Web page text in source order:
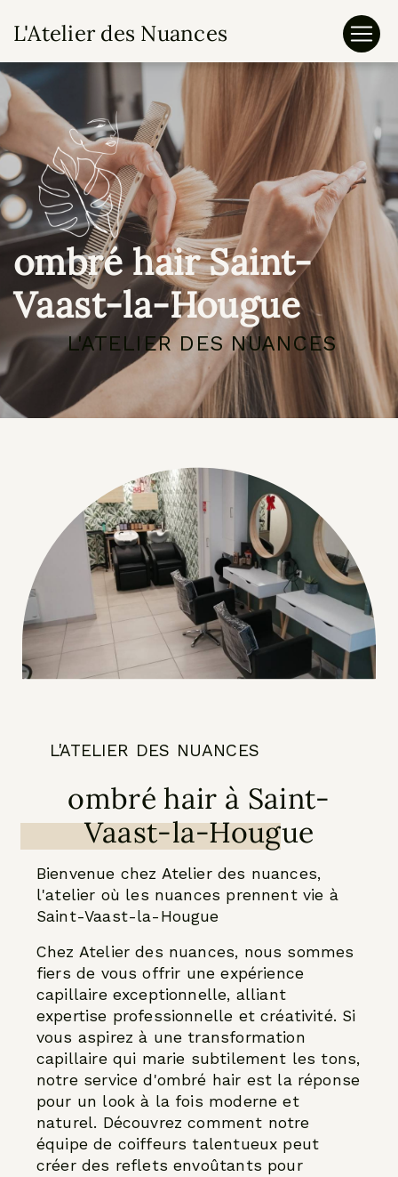
L'Atelier des Nuances
ombré hair Saint-
Vaast-la-Hougue
L'ATELIER DES NUANCES
L'ATELIER DES NUANCES
ombré hair à Saint-
Vaast-la-Hougue
Bienvenue chez Atelier des nuances,
l'atelier où les nuances prennent vie à
Saint-Vaast-la-Hougue
Chez Atelier des nuances, nous sommes
fiers de vous offrir une expérience
capillaire exceptionnelle, alliant
expertise professionnelle et créativité. Si
vous aspirez à une transformation
capillaire qui marie subtilement les tons,
notre service d'ombré hair est la réponse
pour un look à la fois moderne et
naturel. Découvrez comment notre
équipe de coiffeurs talentueux peut
créer des reflets envoûtants pour